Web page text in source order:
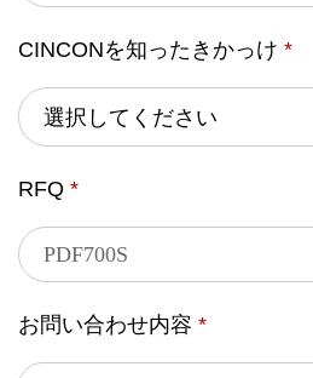
CINCONを知ったきかっけ *
RFQ *
お問い合わせ内容 *